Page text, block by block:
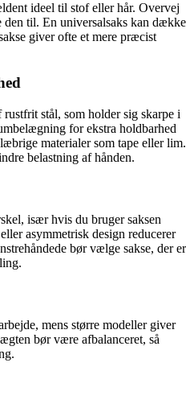
ideel til stof eller hår. Overvej
til. En universalsaks kan dække
giver ofte et mere præcist
stål, som holder sig skarpe i
for ekstra holdbarhed
materialer som tape eller lim.
belastning af hånden.
især hvis du bruger saksen
asymmetrisk design reducerer
bør vælge sakse, der er
mens større modeller giver
bør være afbalanceret, så